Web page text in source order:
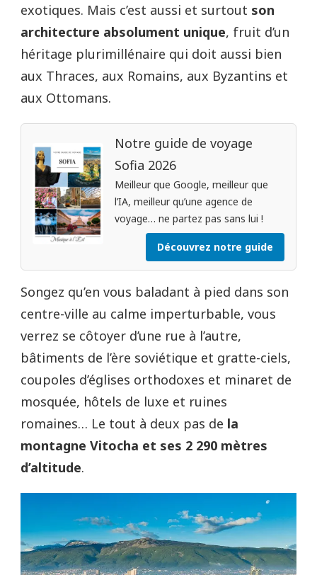
exotiques. Mais c’est aussi et surtout son
architecture absolument unique, fruit d’un
héritage plurimillénaire qui doit aussi bien
aux Thraces, aux Romains, aux Byzantins et
aux Ottomans.
Notre guide de voyage
Sofia 2026
Meilleur que Google, meilleur que
l’IA, meilleur qu’une agence de
voyage… ne partez pas sans lui !
Découvrez notre guide
Songez qu’en vous baladant à pied dans son
centre-ville au calme imperturbable, vous
verrez se côtoyer d’une rue à l’autre,
bâtiments de l’ère soviétique et gratte-ciels,
coupoles d’églises orthodoxes et minaret de
mosquée, hôtels de luxe et ruines
romaines… Le tout à deux pas de la
montagne Vitocha et ses 2 290 mètres
d’altitude.